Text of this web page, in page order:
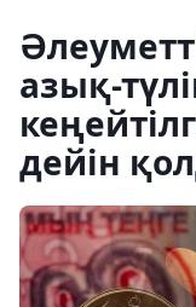
азық-
дейін